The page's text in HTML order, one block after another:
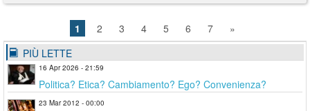
1 2 3 4 5 6 7
»
PIÙ LETTE
16 Apr 2026 - 21:59
Politica? Etica? Cambiamento? Ego? Convenienza?
23 Mar 2012 - 00:00